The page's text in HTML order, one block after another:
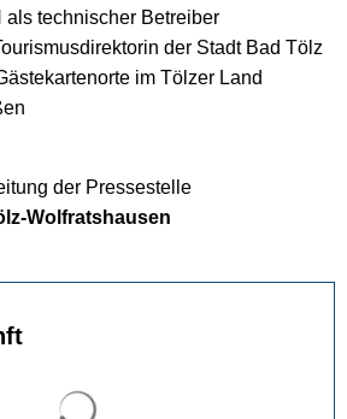
als technischer Betreiber
der Stadt Bad Tölz
im Tölzer Land
der Pressestelle
Wolfratshausen